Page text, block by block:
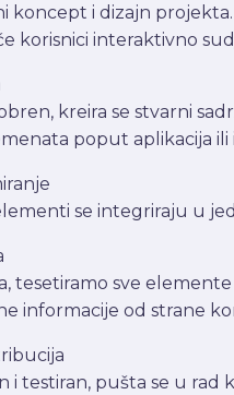
koncept i dizajn
korisnici interaktivno
kreira se stvarni
poput aplikacija ili
se integriraju u
tesetiramo sve
informacije od strane
i testiran, pušta se u rad